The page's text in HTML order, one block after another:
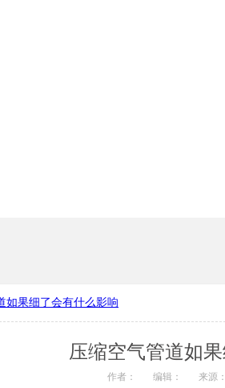
气管道安装案例 铝合金管道厂家
如果细了会有什么影响
压缩空气管道如
作者： 编辑： 来源：